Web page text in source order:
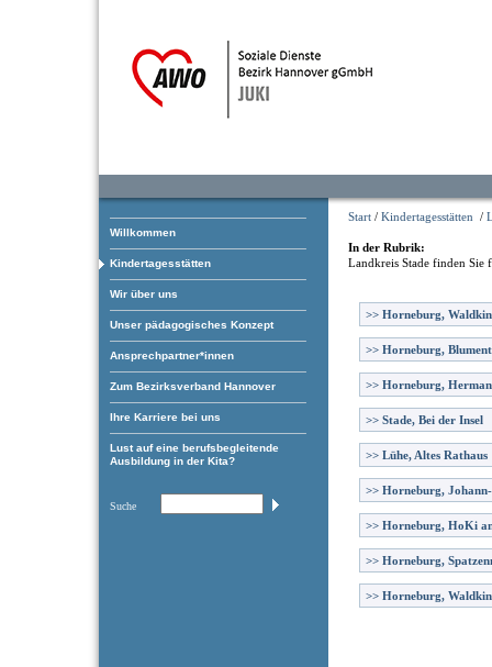
Willkommen
Kindertagesstätten
Wir über uns
Unser pädagogisches Konzept
Ansprechpartner*innen
Zum Bezirksverband Hannover
Ihre Karriere bei uns
Lust auf eine berufsbegleitende
Ausbildung in der Kita?
Suche
Start / Kindertagesstätten /
In der Rubrik:
Landkreis Stade finden Sie
>> Horneburg,
>> Horneburg,
>> Horneburg,
>> Stade, Bei der Insel
>> Lühe, Altes Rathaus
>> Horneburg,
>> Horneburg, HoKi
>> Horneburg,
>> Horneburg,